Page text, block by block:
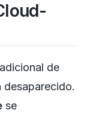
de
desaparecido.
se